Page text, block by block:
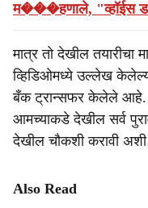
म���हणाले, "व्हॉईस
मात्र तो देखील तयारीचा
व्हिडिओमध्ये उल्लेख
बँक ट्रान्सफर केलेले आहे.
आमच्याकडे देखील सर्व
देखील चौकशी करावी अशी
Also Read